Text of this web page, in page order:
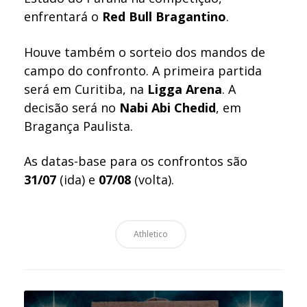
enfrentará o Red Bull Bragantino.
Houve também o sorteio dos mandos de
campo do confronto. A primeira partida
será em Curitiba, na Ligga Arena. A
decisão será no Nabi Abi Chedid, em
Bragança Paulista.
As datas-base para os confrontos são
31/07 (ida) e 07/08 (volta).
Athletico